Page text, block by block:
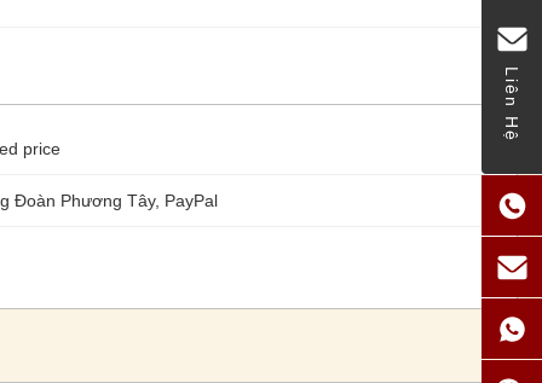
Liên Hệ
price
Đoàn Phương Tây, PayPal